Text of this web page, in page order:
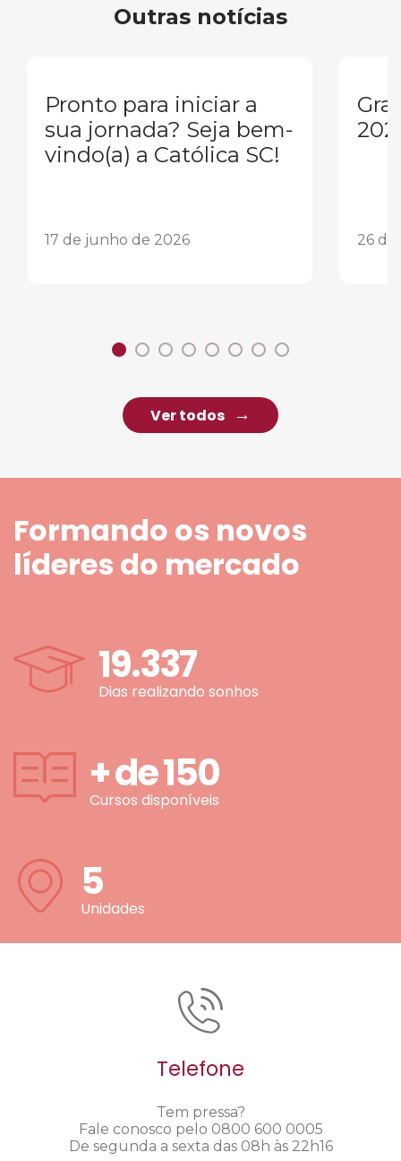
Outras notícias
Pronto para iniciar a
sua jornada? Seja bem-
vindo(a) a Católica SC!
17 de junho de 2026 26 de
Ver todos
Formando os novos
líderes do mercado
19.337
Dias realizando sonhos
+ de150
Cursos disponíveis
5
Unidades
Telefone
Tem pressa?
Fale conosco pelo 0800 600 0005
De segunda a sexta das 08h às 22h16